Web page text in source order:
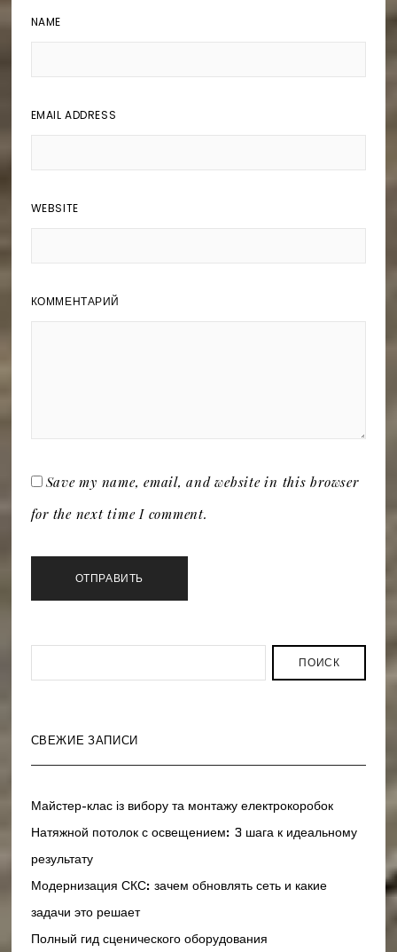
NAME
EMAIL ADDRESS
WEBSITE
КОММЕНТАРИЙ
Save my name, email, and website in this browser
for the next time I comment.
ПОИСК
СВЕЖИЕ ЗАПИСИ
Майстер-клас із вибору та монтажу електрокоробок
Натяжной потолок с освещением: 3 шага к идеальному
результату
Модернизация СКС: зачем обновлять сеть и какие
задачи это решает
Полный гид сценического оборудования